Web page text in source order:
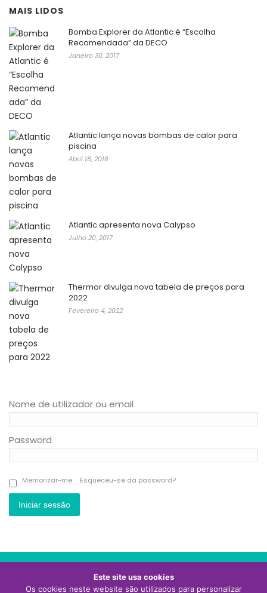
MAIS LIDOS
Bomba Explorer da Atlantic é “Escolha
Recomendada” da DECO
Janeiro 30, 2017
Atlantic lança novas bombas de calor para
piscina
Abril 18, 2018
Atlantic apresenta nova Calypso
Julho 20, 2017
Thermor divulga nova tabela de preços para
2022
Fevereiro 4, 2022
Nome de utilizador ou email
Password
Memorizar-me Esqueceu-se da password?
Iniciar sessão
Este site usa cookies
Os cookies neste website são utilizados para personalizar